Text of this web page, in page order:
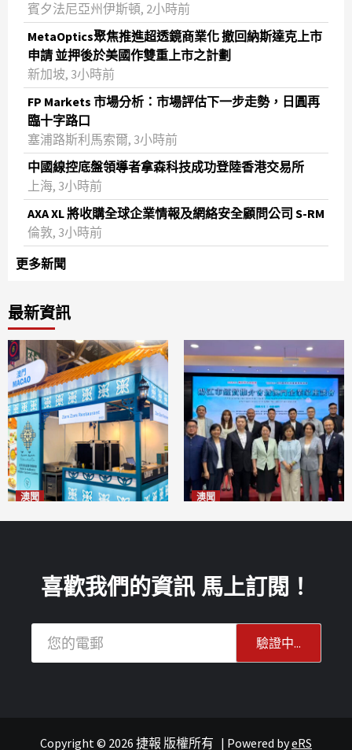
賓夕法尼亞州伊斯頓, 2小時前
MetaOptics聚焦推進超透鏡商業化 撤回納斯達克上市
申請 並押後於美國作雙重上市之計劃
新加坡, 3小時前
FP Markets 市場分析：市場評估下一步走勢，日圓再
臨十字路口
塞浦路斯利馬索爾, 3小時前
中國線控底盤領導者拿森科技成功登陸香港交易所
上海, 3小時前
AXA XL 將收購全球企業情報及網絡安全顧問公司 S-RM
倫敦, 3小時前
更多新聞
最新資訊
澳聞 澳聞
喜歡我們的資訊 馬上訂閱！
Copyright © 2026 捷報 版權所有 | Powered byeRS